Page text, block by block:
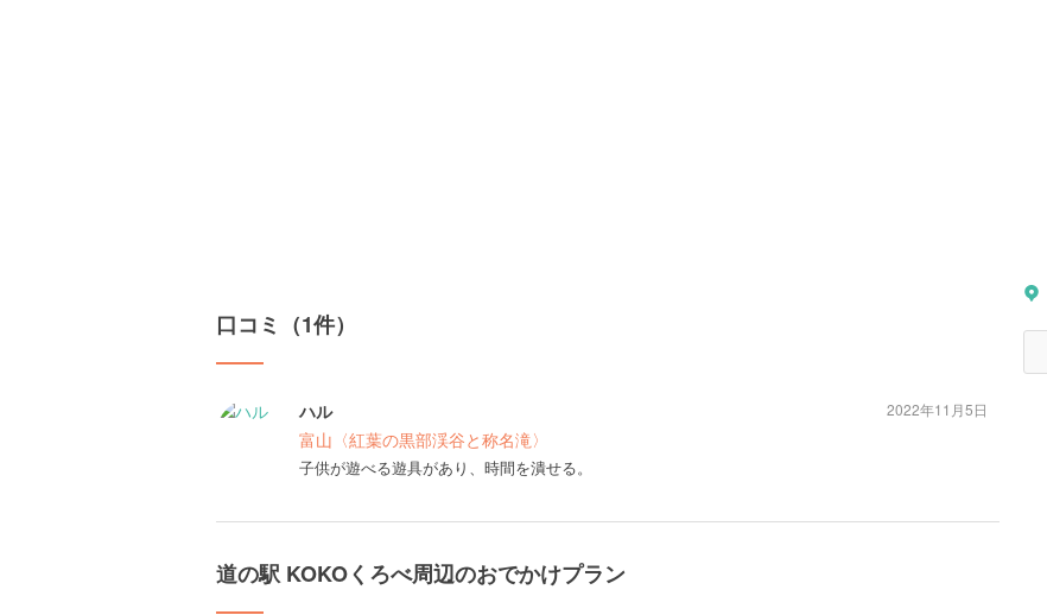
口コミ（1件）
ハル
富山〈紅葉の黒部渓谷と称名滝〉
子供が遊べる遊具があり、時間を潰せる。
2022年11月5日
道の駅 KOKOくろべ周辺のおでかけプラン